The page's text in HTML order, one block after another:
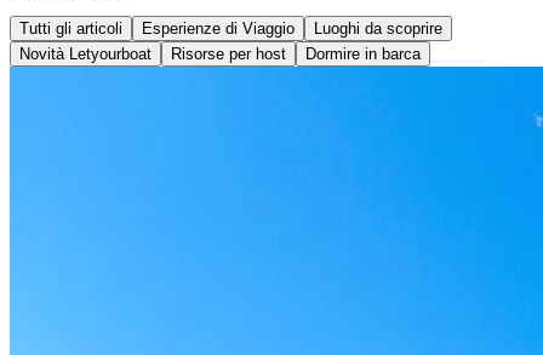
Tutti gli articoli Esperienze di Viaggio
Luoghi da scoprire
Novità Letyourboat
Risorse per host Dormire in barca